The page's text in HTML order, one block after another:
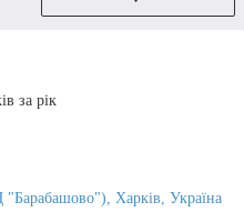
термостатичні
у будь-який
за рік
Харків, Україна